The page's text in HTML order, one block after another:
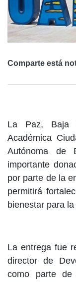
Comparte está
La Paz, Baja
Académica
Autónoma de
importante
por parte de la
permitirá
bienestar para
La entrega fue
director de
como parte de